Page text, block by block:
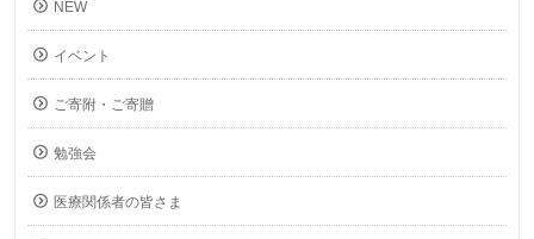
NEW
イベント
ご寄附・ご寄贈
勉強会
医療関係者の皆さま